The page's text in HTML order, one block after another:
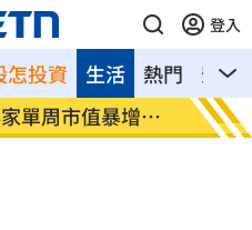
登入
怎投資 熱門 影音
生活
單周市值暴增千
許富